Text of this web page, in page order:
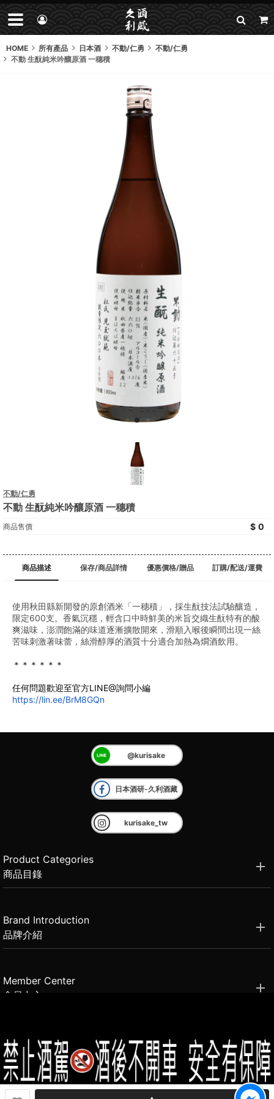
HOME 所有產品 日本酒 不動/仁勇
不動/仁勇
不動 生酛純米吟釀原酒 一穗積
不動/仁勇
不動 生酛純米吟釀原酒 一穗積
商品售價 0
商品描述 保存/商品詳情 優惠價格/贈品 訂購/配送/運費
使用秋田縣新開發的原創酒米「一穗積」，採生酛技法試驗釀造，
限定600支。香氣沉穩，輕含口中時鮮美的米旨交織生酛特有的酸
爽滋味，澎潤飽滿的味道逐漸擴散開來，滑順入喉後瞬間出現一絲
苦味刺激著味蕾，絲滑醇厚的酒質十分適合加熱為燗酒飲用。
﻿＊＊＊＊＊＊
任何問題歡迎至官方LINE@詢問小編
https://lin.ee/BrM8GQn
@kurisake
日本酒研-久利酒藏
kurisake_tw
Product Categories
商品目錄
Brand Introduction
品牌介紹
Member Center
會員中心
2021思橙國際有限公司 版權所有 禁止轉貼節錄 All rights reserved.